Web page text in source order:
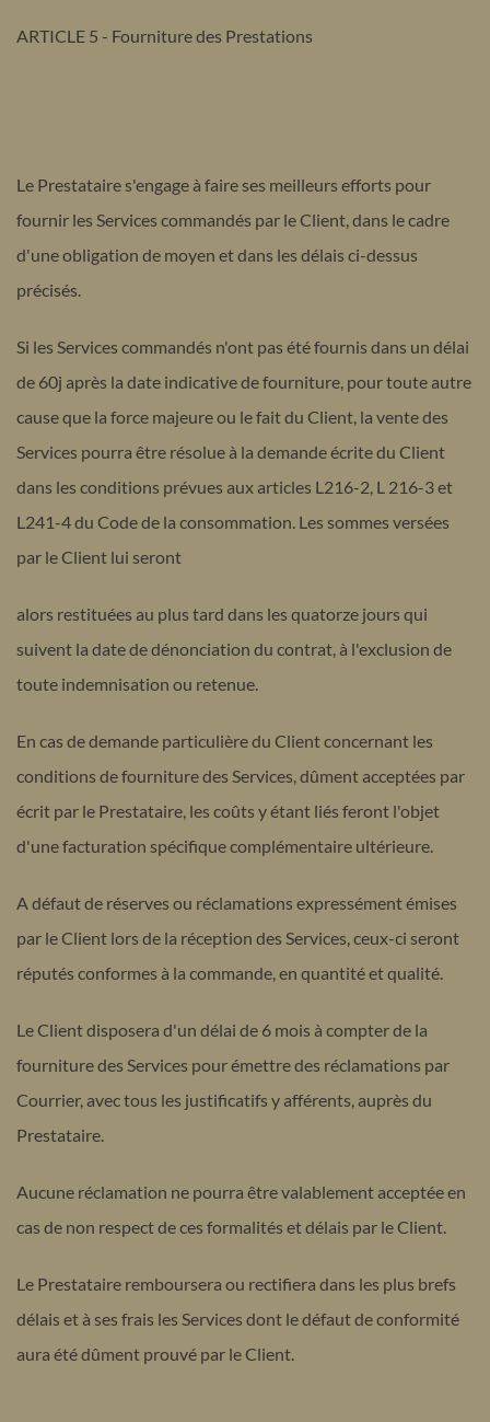
ARTICLE 5 - Fourniture des Prestations
Le Prestataire s'engage à faire ses meilleurs efforts pour
fournir les Services commandés par le Client, dans le cadre
d'une obligation de moyen et dans les délais ci-dessus
précisés.
Si les Services commandés n'ont pas été fournis dans un délai
de 60j après la date indicative de fourniture, pour toute autre
cause que la force majeure ou le fait du Client, la vente des
Services pourra être résolue à la demande écrite du Client
dans les conditions prévues aux articles L216-2, L 216-3 et
L241-4 du Code de la consommation. Les sommes versées
par le Client lui seront
alors restituées au plus tard dans les quatorze jours qui
suivent la date de dénonciation du contrat, à l'exclusion de
toute indemnisation ou retenue.
En cas de demande particulière du Client concernant les
conditions de fourniture des Services, dûment acceptées par
écrit par le Prestataire, les coûts y étant liés feront l'objet
d'une facturation spécifique complémentaire ultérieure.
A défaut de réserves ou réclamations expressément émises
par le Client lors de la réception des Services, ceux-ci seront
réputés conformes à la commande, en quantité et qualité.
Le Client disposera d'un délai de 6 mois à compter de la
fourniture des Services pour émettre des réclamations par
Courrier, avec tous les justificatifs y afférents, auprès du
Prestataire.
Aucune réclamation ne pourra être valablement acceptée en
cas de non respect de ces formalités et délais par le Client.
Le Prestataire remboursera ou rectifiera dans les plus brefs
délais et à ses frais les Services dont le défaut de conformité
aura été dûment prouvé par le Client.